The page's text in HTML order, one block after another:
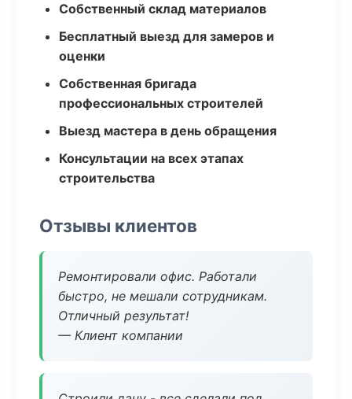
Собственный склад материалов
Бесплатный выезд для замеров и
оценки
Собственная бригада
профессиональных строителей
Выезд мастера в день обращения
Консультации на всех этапах
строительства
Отзывы клиентов
Ремонтировали офис. Работали
быстро, не мешали сотрудникам.
Отличный результат!
— Клиент компании